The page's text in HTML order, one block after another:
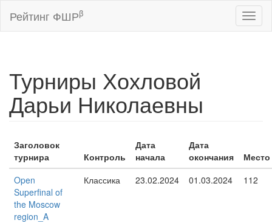
Рейтинг ФШРβ
Турниры Хохловой
Дарьи Николаевны
Заголовок
турнира
Контроль
Дата
начала
Дата
окончания
Место
Open
Superfinal of
the Moscow
region_A
Классика 23.02.2024 01.03.2024 112